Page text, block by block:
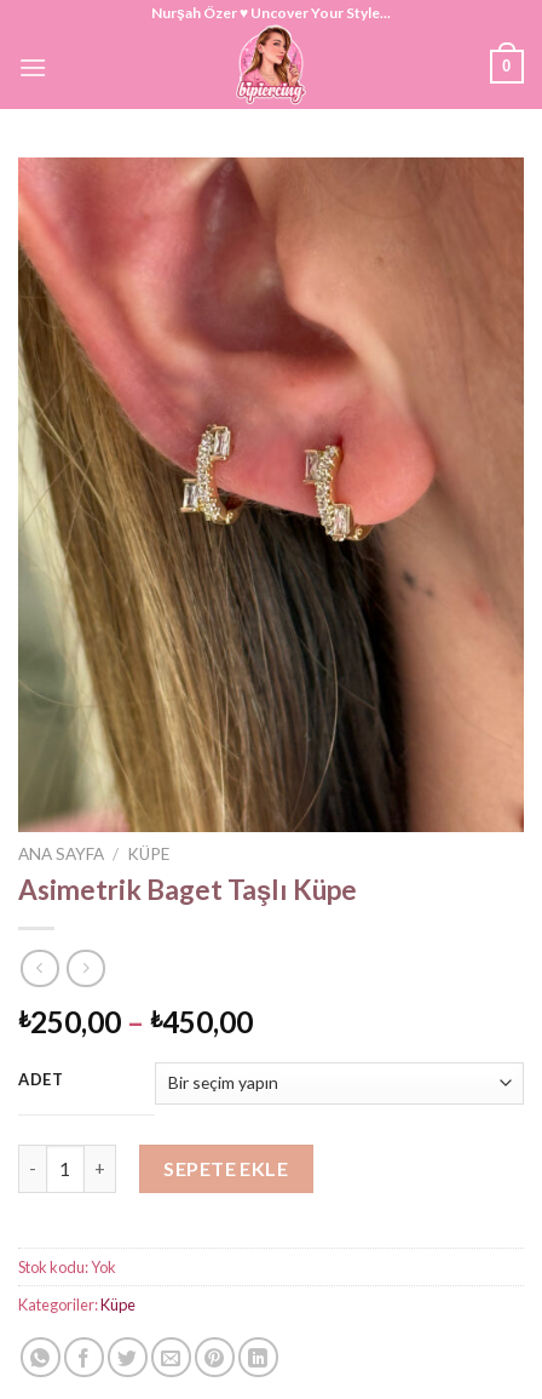
content
Nurşah Özer ♥ Uncover Your Style...
0
ANA SAYFA / KÜPE
Asimetrik Baget Taşlı Küpe
₺250,00 – ₺450,00Fiyat
₺250,00
-
₺450,00
ADET
SEPETE EKLE
Stok kodu:Yok
Kategoriler:Küpe